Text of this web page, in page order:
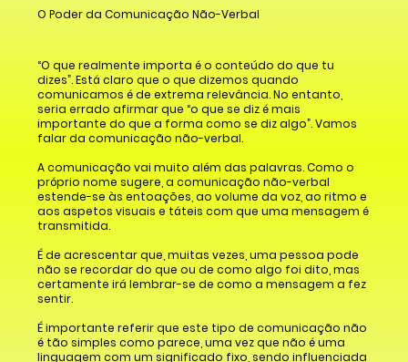
O Poder da Comunicação Não-Verbal
“O que realmente importa é o conteúdo do que tu
dizes”. Está claro que o que dizemos quando
comunicamos é de extrema relevância. No entanto,
seria errado afirmar que “o que se diz é mais
importante do que a forma como se diz algo”. Vamos
falar da comunicação não-verbal.
A comunicação vai muito além das palavras. Como o
próprio nome sugere, a comunicação não-verbal
estende-se às entoações, ao volume da voz, ao ritmo e
aos aspetos visuais e táteis com que uma mensagem é
transmitida.
É de acrescentar que, muitas vezes, uma pessoa pode
não se recordar do que ou de como algo foi dito, mas
certamente irá lembrar-se de como a mensagem a fez
sentir.
É importante referir que este tipo de comunicação não
é tão simples como parece, uma vez que não é uma
linguagem com um significado fixo, sendo influenciada